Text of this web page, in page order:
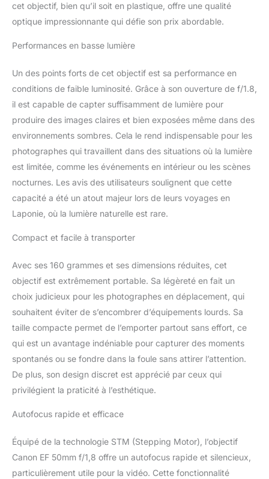
silencieuse dans les
images et les vidéos lors
AF Le Canon EF 50 mm
160 g et ne mesure que
40 mm, ce qui le rend
super portable afin que
vous puissiez toujours
avoir cet objectif
d'appareil photo avec
vous quand vous en
avez besoin Cet objectif
avec les modèles « EOS
R » tels que EOS R100,
R50, R10, R6, R7, R8 (sauf
l'adaptateur de monture)
cet objectif, bien qu’il soit en plastique, offre une qualité
optique impressionnante qui défie son prix abordable.
Performances en basse lumière
Un des points forts de cet objectif est sa performance en
conditions de faible luminosité. Grâce à son ouverture de f/1.8,
il est capable de capter suffisamment de lumière pour
produire des images claires et bien exposées même dans des
environnements sombres. Cela le rend indispensable pour les
photographes qui travaillent dans des situations où la lumière
est limitée, comme les événements en intérieur ou les scènes
nocturnes. Les avis des utilisateurs soulignent que cette
capacité a été un atout majeur lors de leurs voyages en
Laponie, où la lumière naturelle est rare.
Compact et facile à transporter
Avec ses 160 grammes et ses dimensions réduites, cet
objectif est extrêmement portable. Sa légèreté en fait un
choix judicieux pour les photographes en déplacement, qui
souhaitent éviter de s’encombrer d’équipements lourds. Sa
taille compacte permet de l’emporter partout sans effort, ce
qui est un avantage indéniable pour capturer des moments
spontanés ou se fondre dans la foule sans attirer l’attention.
De plus, son design discret est apprécié par ceux qui
privilégient la praticité à l’esthétique.
Autofocus rapide et efficace
Équipé de la technologie STM (Stepping Motor), l’objectif
Canon EF 50mm f/1,8 offre un autofocus rapide et silencieux,
particulièrement utile pour la vidéo. Cette fonctionnalité